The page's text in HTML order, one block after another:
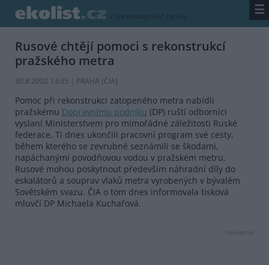
/ zpravodajství / zprávy ☰
Rusové chtějí pomoci s rekonstrukcí
pražského metra
30.8.2002 13:35 | PRAHA (ČIA)
Pomoc při rekonstrukci zatopeného metra nabídli
pražskému Dopravnímu podniku (DP) ruští odborníci
vyslaní Ministerstvem pro mimořádné záležitosti Ruské
federace. Ti dnes ukončili pracovní program své cesty,
během kterého se zevrubně seznámili se škodami,
napáchanými povodňovou vodou v pražském metru.
Rusové mohou poskytnout především náhradní díly do
eskalátorů a souprav vlaků metra vyrobených v bývalém
Sovětském svazu. ČIA o tom dnes informovala tisková
mluvčí DP Michaela Kuchařová.
reklama